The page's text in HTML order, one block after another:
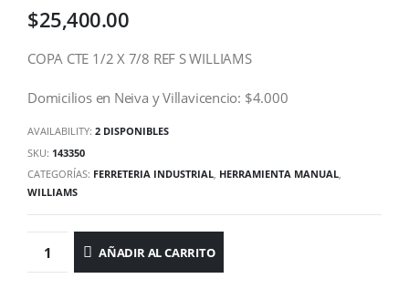
$25,400.00
COPA CTE 1/2 X 7/8 REF S WILLIAMS
Domicilios en Neiva y Villavicencio: $4.000
AVAILABILITY: 2 DISPONIBLES
SKU: 143350
CATEGORÍAS: FERRETERIA INDUSTRIAL, HERRAMIENTA MANUAL,
WILLIAMS
AÑADIR AL CARRITO